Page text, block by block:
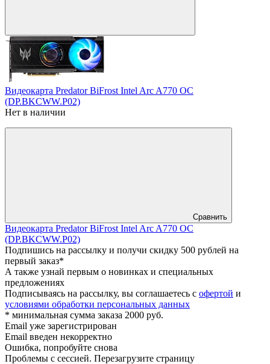
Видеокарта Predator BiFrost Intel Arc A770 OC
(DP.BKCWW.P02)
Нет в наличии
Сравнить
Видеокарта Predator BiFrost Intel Arc A770 OC
(DP.BKCWW.P02)
Подпишись на рассылку и получи скидку 500 рублей на
первый заказ*
А также узнай первым о новинках и специальных
предложениях
Подписываясь на рассылку, вы соглашаетесь с офертой и
условиями обработки персональных данных
* минимальная сумма заказа 2000 руб.
Email уже зарегистрирован
Email введен некорректно
Ошибка, попробуйте снова
Проблемы с сессией. Перезагрузите страницу